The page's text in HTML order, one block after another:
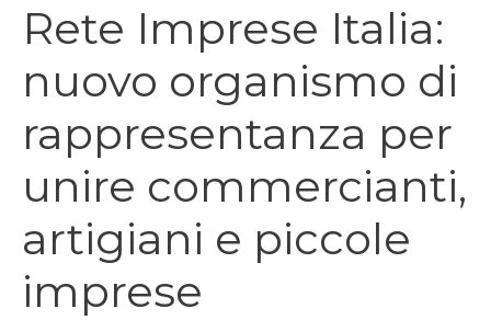
Rete Imprese Italia:
nuovo organismo di
rappresentanza per
unire commercianti,
artigiani e piccole
imprese